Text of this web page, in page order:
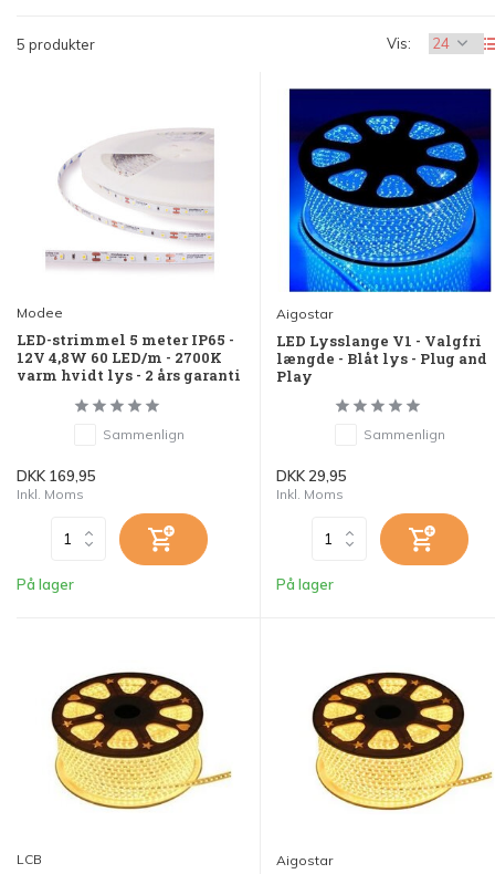
5 produkter Vis:
Modee
LED-strimmel 5 meter IP65 -
12V 4,8W 60 LED/m - 2700K
varm hvidt lys - 2 års garanti
Sammenlign
DKK 169,95
Inkl. Moms
På lager
Aigostar
LED Lysslange V1 - Valgfri
længde - Blåt lys - Plug and
Play
Sammenlign
DKK 29,95
Inkl. Moms
På lager
LCB Aigostar